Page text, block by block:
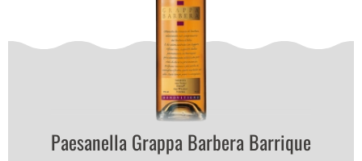
Paesanella Grappa Barbera Barrique